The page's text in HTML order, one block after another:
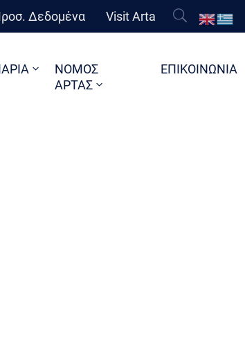
Δεδομένα Visit Arta
ΝΟΜΟΣ
ΑΡΤΑΣ
ΕΠΙΚΟΙΝΩΝΙΑ